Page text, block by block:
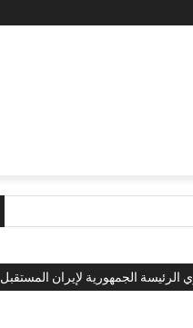
الرئيسة الجمهورية لإيران المستقبل